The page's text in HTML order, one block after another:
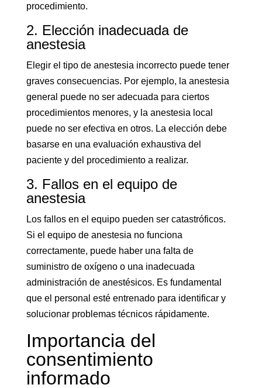
procedimiento.
2. Elección inadecuada de
anestesia
Elegir el tipo de anestesia incorrecto puede tener
graves consecuencias. Por ejemplo, la anestesia
general puede no ser adecuada para ciertos
procedimientos menores, y la anestesia local
puede no ser efectiva en otros. La elección debe
basarse en una evaluación exhaustiva del
paciente y del procedimiento a realizar.
3. Fallos en el equipo de
anestesia
Los fallos en el equipo pueden ser catastróficos.
Si el equipo de anestesia no funciona
correctamente, puede haber una falta de
suministro de oxígeno o una inadecuada
administración de anestésicos. Es fundamental
que el personal esté entrenado para identificar y
solucionar problemas técnicos rápidamente.
Importancia del
consentimiento
informado